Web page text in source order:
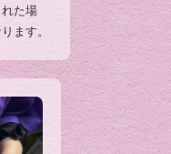
た場
ます。